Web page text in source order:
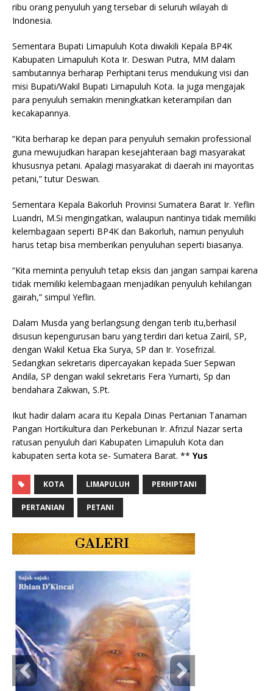
ribu orang penyuluh yang tersebar di seluruh wilayah di
Indonesia.
Sementara Bupati Limapuluh Kota diwakili Kepala BP4K
Kabupaten Limapuluh Kota Ir. Deswan Putra, MM dalam
sambutannya berharap Perhiptani terus mendukung visi dan
misi Bupati/Wakil Bupati Limapuluh Kota. Ia juga mengajak
para penyuluh semakin meningkatkan keterampilan dan
kecakapannya.
“Kita berharap ke depan para penyuluh semakin professional
guna mewujudkan harapan kesejahteraan bagi masyarakat
khususnya petani. Apalagi masyarakat di daerah ini mayoritas
petani,” tutur Deswan.
Sementara Kepala Bakorluh Provinsi Sumatera Barat Ir. Yeflin
Luandri, M.Si mengingatkan, walaupun nantinya tidak memiliki
kelembagaan seperti BP4K dan Bakorluh, namun penyuluh
harus tetap bisa memberikan penyuluhan seperti biasanya.
“Kita meminta penyuluh tetap eksis dan jangan sampai karena
tidak memiliki kelembagaan menjadikan penyuluh kehilangan
gairah,” simpul Yeflin.
Dalam Musda yang berlangsung dengan terib itu,berhasil
disusun kepengurusan baru yang terdiri dari ketua Zairil, SP,
dengan Wakil Ketua Eka Surya, SP dan Ir. Yosefrizal.
Sedangkan sekretaris dipercayakan kepada Suer Sepwan
Andila, SP dengan wakil sekretaris Fera Yumarti, Sp dan
bendahara Zakwan, S.Pt.
Ikut hadir dalam acara itu Kepala Dinas Pertanian Tanaman
Pangan Hortikultura dan Perkebunan Ir. Afrizul Nazar serta
ratusan penyuluh dari Kabupaten Limapuluh Kota dan
kabupaten serta kota se- Sumatera Barat. ** Yus
KOTA LIMAPULUH PERHIPTANI
PERTANIAN PETANI